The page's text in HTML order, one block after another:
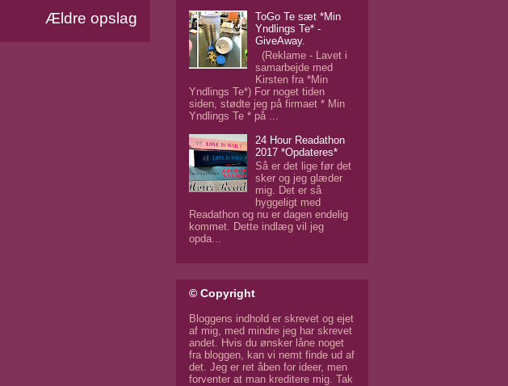
Ældre opslag
ToGo Te sæt *Min
Yndlings Te* -
GiveAway.
(Reklame - Lavet i
samarbejde med
Kirsten fra *Min
Yndlings Te*) For noget tiden
siden, stødte jeg på firmaet * Min
Yndlings Te * på ...
24 Hour Readathon
2017 *Opdateres*
Så er det lige før det
sker og jeg glæder
mig. Det er så
hyggeligt med
Readathon og nu er dagen endelig
kommet. Dette indlæg vil jeg
opda...
© Copyright
Bloggens indhold er skrevet og ejet
af mig, med mindre jeg har skrevet
andet. Hvis du ønsker låne noget
fra bloggen, kan vi nemt finde ud af
det. Jeg er ret åben for ideer, men
forventer at man kreditere mig. Tak